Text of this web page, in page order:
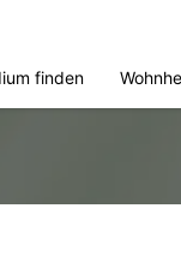
finden